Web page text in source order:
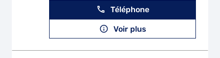
Téléphone
Voir plus